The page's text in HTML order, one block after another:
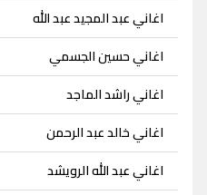
اغاني عبد المجيد عبد الله
اغاني حسين الجسمي
اغاني راشد الماجد
اغاني خالد عبد الرحمن
اغاني عبد الله الرويشد